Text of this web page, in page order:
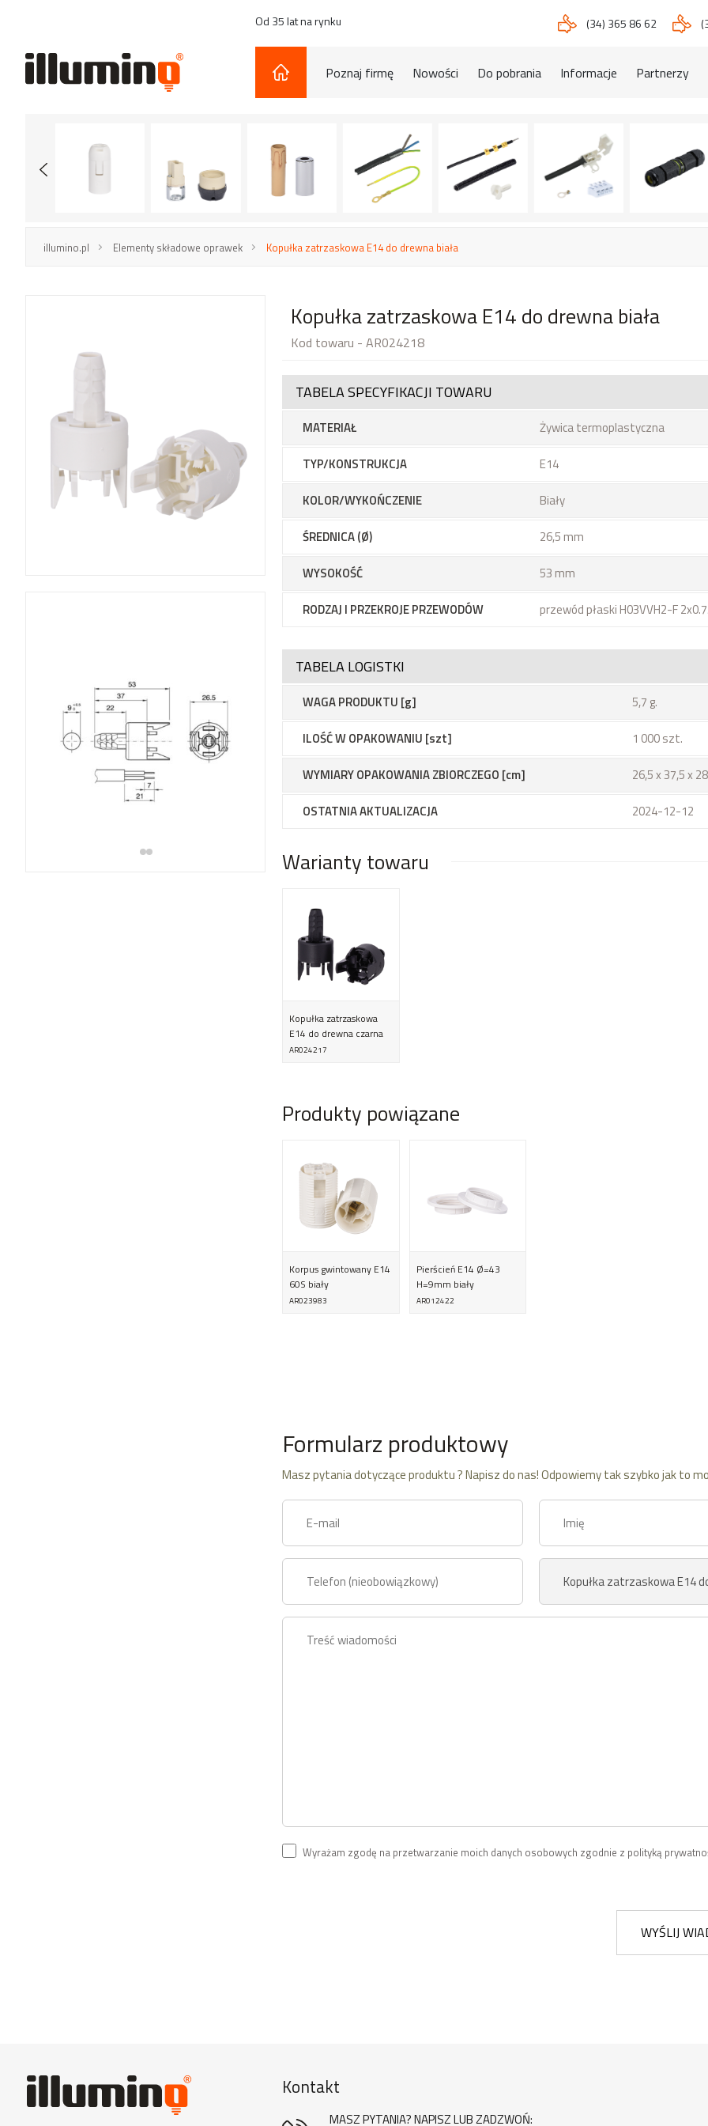
Od 35 lat na rynku (34) 365 86 62
Poznaj firmę Nowości Do pobrania Informacje Partnerzy
illumino.pl Elementy składowe oprawek Kopułka zatrzaskowa E14 do drewna biała
Kopułka zatrzaskowa E14 do drewna biała
Kod towaru - AR024218
TABELA SPECYFIKACJI TOWARU
MATERIAŁ
Żywica termoplastyczna
TYP/KONSTRUKCJA
E14
KOLOR/WYKOŃCZENIE
Biały
ŚREDNICA (Ø)
26,5 mm
WYSOKOŚĆ
53 mm
RODZAJ I PRZEKROJE PRZEWODÓW
przewód płaski H03VVH2-F
TABELA LOGISTKI
WAGA PRODUKTU [g]
5,7 g.
ILOŚĆ W OPAKOWANIU [szt]
1 000 szt.
WYMIARY OPAKOWANIA ZBIORCZEGO [cm]
26,5 x 37,5 x
OSTATNIA AKTUALIZACJA
2024-12-12
Warianty towaru
Kopułka zatrzaskowa
E14 do drewna czarna
AR024217
Produkty powiązane
Korpus gwintowany E14
60S biały
AR023983
Pierścień E14 Ø=43
H=9mm biały
AR012422
Formularz produktowy
Masz pytania dotyczące produktu ? Napisz do nas! Odpowiemy tak szybko jak to
Wyrażam zgodę na przetwarzanie moich danych osobowych zgodnie z polityką
WYŚLIJ
Kontakt
MASZ PYTANIA? NAPISZ LUB ZADZWOŃ: